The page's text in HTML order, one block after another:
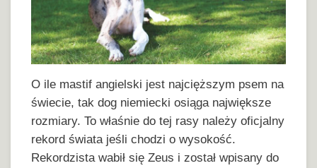
O ile mastif angielski jest najcięższym psem na
świecie, tak dog niemiecki osiąga największe
rozmiary. To właśnie do tej rasy należy oficjalny
rekord świata jeśli chodzi o wysokość.
Rekordzista wabił się Zeus i został wpisany do